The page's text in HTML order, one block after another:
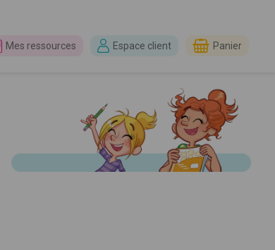
Mes ressources Espace client Panier